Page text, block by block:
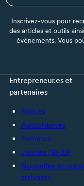
Inscrivez-vous pour
des articles et outils
événements. Vous
Entrepreneur.es et
partenaires
Noir.es
Autochtones
Femmes
Jeunes (18-39)
Nouvelles et
arrivants